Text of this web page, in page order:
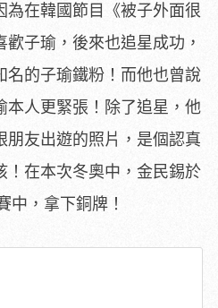
為在韓國節目《被子外面很
子瑜，後來也追星成功，
名的子瑜鐵粉！而他也曾說
本人更緊張！除了追星，他
朋友出遊的照片，是個認真
！在本次冬奧中，金民錫於
中，拿下銅牌！